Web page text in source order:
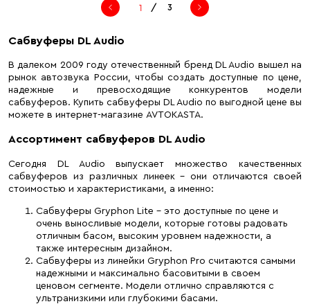
/ 3
Сабвуферы DL Audio
В далеком 2009 году отечественный бренд DL Audio вышел на
рынок автозвука России, чтобы создать доступные по цене,
надежные и превосходящие конкурентов модели
сабвуферов. Купить сабвуферы DL Audio по выгодной цене вы
можете в интернет-магазине AVTOKASTA.
Ассортимент сабвуферов DL Audio
Сегодня DL Audio выпускает множество качественных
сабвуферов из различных линеек – они отличаются своей
стоимостью и характеристиками, а именно:
Сабвуферы Gryphon Lite – это доступные по цене и
очень выносливые модели, которые готовы радовать
отличным басом, высоким уровнем надежности, а
также интересным дизайном.
Сабвуферы из линейки Gryphon Pro считаются самыми
надежными и максимально басовитыми в своем
ценовом сегменте. Модели отлично справляются с
ультранизкими или глубокими басами.